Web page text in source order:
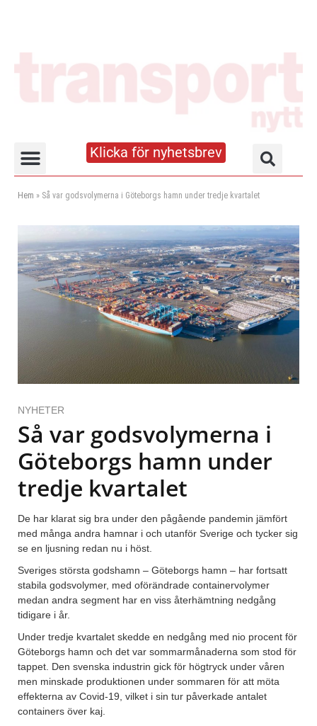
Klicka för nyhetsbrev
Hem » Så var godsvolymerna i Göteborgs hamn under tredje kvartalet
NYHETER
Så var godsvolymerna i
Göteborgs hamn under
tredje kvartalet
De har klarat sig bra under den pågående pandemin jämfört
med många andra hamnar i och utanför Sverige och tycker sig
se en ljusning redan nu i höst.
Sveriges största godshamn – Göteborgs hamn – har fortsatt
stabila godsvolymer, med oförändrade containervolymer
medan andra segment har en viss återhämtning nedgång
tidigare i år.
Under tredje kvartalet skedde en nedgång med nio procent för
Göteborgs hamn och det var sommarmånaderna som stod för
tappet. Den svenska industrin gick för högtryck under våren
men minskade produktionen under sommaren för att möta
effekterna av Covid-19, vilket i sin tur påverkade antalet
containers över kaj.